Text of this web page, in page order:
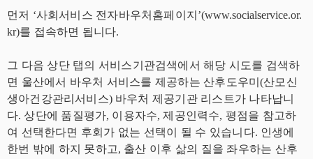
먼저 ‘사회서비스 전자바우처홈페이지 ’(www.socialservice.or.
kr)를 접속하면 됩니다.
그 다음 상단 탭의 서비스기관검색에서 해당 시도를 검색하
면 울산에서 바우처 서비스를 제공하는 산후도우미(산모신
생아건강관리서비스) 바우처 제공기관 리스트가 나타납니
다. 상단에 품질평가, 이용자수,제공인력수, 평점을 참고하
여 선택한다면 후회가 없는 선택이 될 수 있습니다. 인생에
한번 밖에 하지 못하고, 출산 이후 삶의 질을 좌우하는 산후